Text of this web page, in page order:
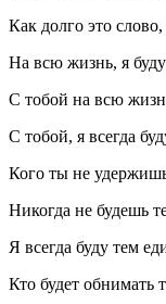
Как долго это
На всю жизнь, я
С тобой на всю
С тобой, я всегда
Кого ты не
Никогда не будешь
Я всегда буду тем
Кто будет обнимать